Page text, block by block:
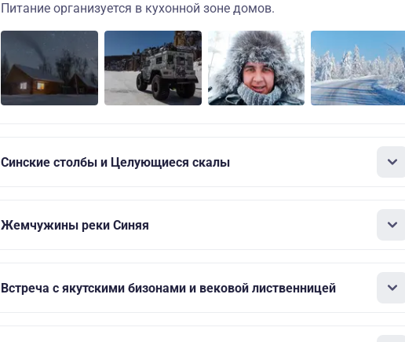
Питание организуется в кухонной зоне домов.
Синские столбы и Целующиеся скалы
Жемчужины реки Синяя
Встреча с якутскими бизонами и вековой лиственницей